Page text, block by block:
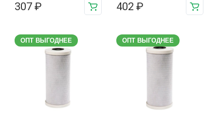
307 ₽ 402 ₽
ОПТ ВЫГОДНЕЕ ОПТ ВЫГОДНЕЕ